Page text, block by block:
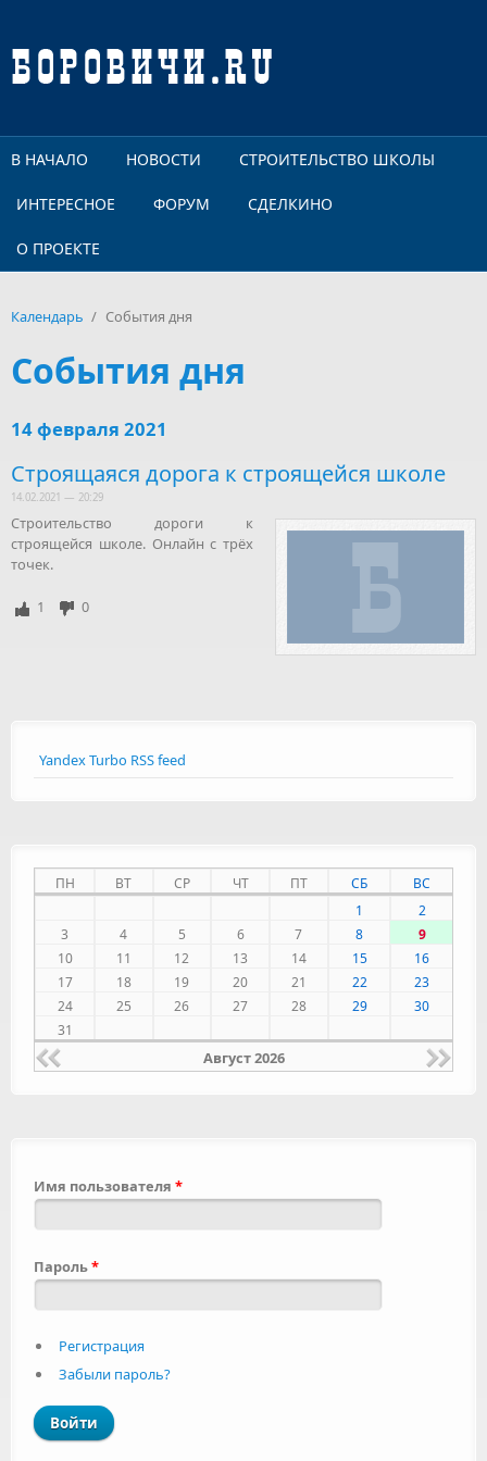
В НАЧАЛО НОВОСТИ СТРОИТЕЛЬСТВО ШКОЛЫ
ИНТЕРЕСНОЕ ФОРУМ СДЕЛКИНО
О ПРОЕКТЕ
Календарь / События дня
События дня
14 февраля 2021
Строящаяся дорога к строящейся школе
14.02.2021 — 20:29
Строительство дороги к
строящейся школе. Онлайн с трёх
точек.
1 0
Yandex Turbo RSS feed
ПН ВТ СР ЧТ ПТ СБ
ВС
1
2
3
4 5 6 7 8
9
10
11 12 13 14 15
16
17
18 19 20 21 22
23
24
25 26 27 28 29
30
31
Август 2026
Имя пользователя *
Пароль*
Регистрация
Забыли пароль?